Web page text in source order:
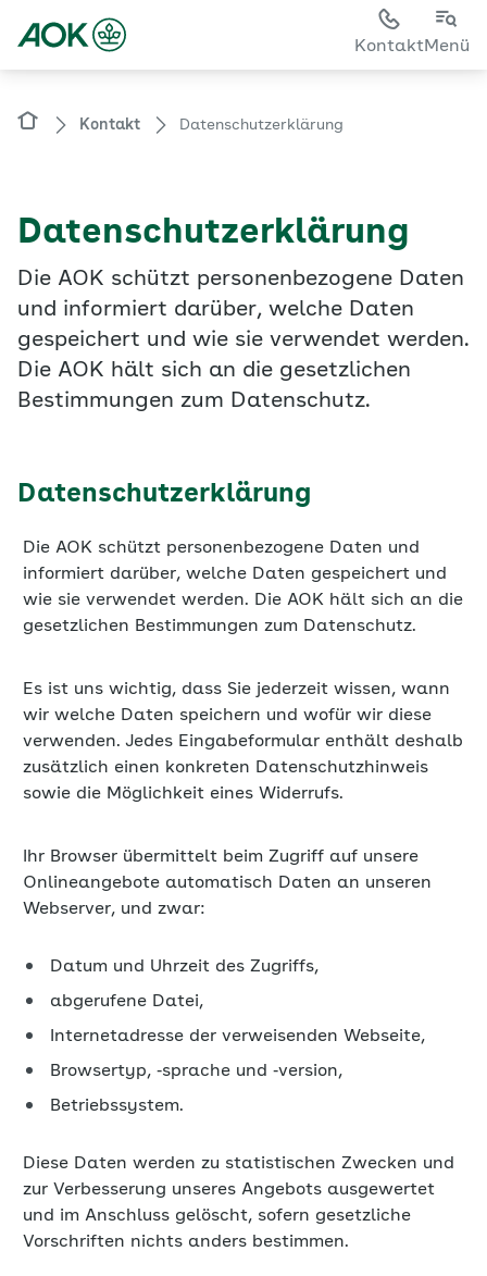
Kontakt Menü
Kontakt Datenschutzerklärung
Datenschutzerklärung
Die AOK schützt personenbezogene Daten
und informiert darüber, welche Daten
gespeichert und wie sie verwendet werden.
Die AOK hält sich an die gesetzlichen
Bestimmungen zum Datenschutz.
Datenschutzerklärung
Die AOK schützt personenbezogene Daten und
informiert darüber, welche Daten gespeichert und
wie sie verwendet werden. Die AOK hält sich an die
gesetzlichen Bestimmungen zum Datenschutz.
Es ist uns wichtig, dass Sie jederzeit wissen, wann
wir welche Daten speichern und wofür wir diese
verwenden. Jedes Eingabeformular enthält deshalb
zusätzlich einen konkreten Datenschutzhinweis
sowie die Möglichkeit eines Widerrufs.
Ihr Browser übermittelt beim Zugriff auf unsere
Onlineangebote automatisch Daten an unseren
Webserver, und zwar:
Datum und Uhrzeit des Zugriffs,
abgerufene Datei,
Internetadresse der verweisenden Webseite,
Browsertyp, ‐sprache und ‐version,
Betriebssystem.
Diese Daten werden zu statistischen Zwecken und
zur Verbesserung unseres Angebots ausgewertet
und im Anschluss gelöscht, sofern gesetzliche
Vorschriften nichts anders bestimmen.